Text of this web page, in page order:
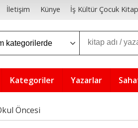
İletişim Künye İş Kültür Çocuk
Kategoriler Yazarlar
Öncesi